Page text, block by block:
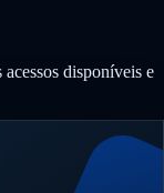
disponíveis e